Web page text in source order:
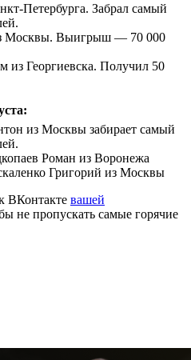
Петербурга. Забрал самый
Москвы. Выигрыш — 70 000
из Георгиевска. Получил 50
из Москвы забирает самый
Роман из Воронежа
Григорий из Москвы
ВКонтакте вашей
не пропускать самые горячие